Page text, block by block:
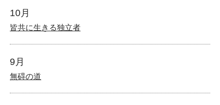
10月
皆共に生きる独立者
9月
無碍の道